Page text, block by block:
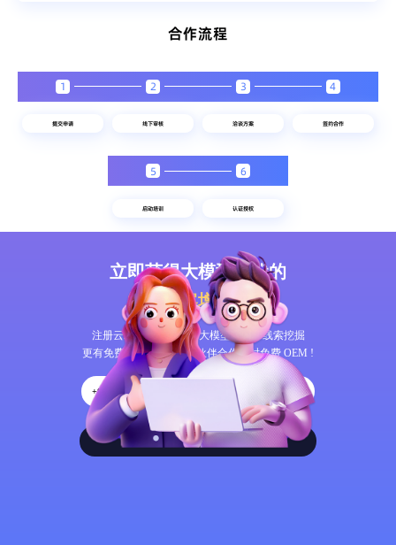
合作流程
1 2 3 4
5 6
立即获得大模型时代的
智能获客增长方案
注册云蝠智能，体验AI大模型呼叫和线索挖掘
更有免费 CRM 任意用，伙伴合作限时免费 OEM !
+86
产品试用